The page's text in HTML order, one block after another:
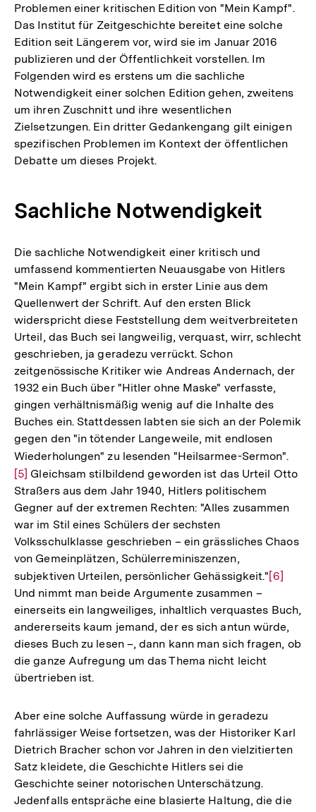
Problemen einer kritischen Edition von "Mein Kampf".
Das Institut für Zeitgeschichte bereitet eine solche
Edition seit Längerem vor, wird sie im Januar 2016
publizieren und der Öffentlichkeit vorstellen. Im
Folgenden wird es erstens um die sachliche
Notwendigkeit einer solchen Edition gehen, zweitens
um ihren Zuschnitt und ihre wesentlichen
Zielsetzungen. Ein dritter Gedankengang gilt einigen
spezifischen Problemen im Kontext der öffentlichen
Debatte um dieses Projekt.
Sachliche Notwendigkeit
Die sachliche Notwendigkeit einer kritisch und
umfassend kommentierten Neuausgabe von Hitlers
"Mein Kampf" ergibt sich in erster Linie aus dem
Quellenwert der Schrift. Auf den ersten Blick
widerspricht diese Feststellung dem weitverbreiteten
Urteil, das Buch sei langweilig, verquast, wirr, schlecht
geschrieben, ja geradezu verrückt. Schon
zeitgenössische Kritiker wie Andreas Andernach, der
1932 ein Buch über "Hitler ohne Maske" verfasste,
gingen verhältnismäßig wenig auf die Inhalte des
Buches ein. Stattdessen labten sie sich an der Polemik
gegen den "in tötender Langeweile, mit endlosen
Wiederholungen" zu lesenden "Heilsarmee-Sermon".
[5] Gleichsam stilbildend geworden ist das Urteil Otto
Straßers aus dem Jahr 1940, Hitlers politischem
Gegner auf der extremen Rechten: "Alles zusammen
war im Stil eines Schülers der sechsten
Volksschulklasse geschrieben – ein grässliches Chaos
von Gemeinplätzen, Schülerreminiszenzen,
subjektiven Urteilen, persönlicher Gehässigkeit."Zur
der
Fußnote
[6]
Und nimmt man beide Argumente zusammen –
einerseits ein langweiliges, inhaltlich verquastes Buch,
andererseits kaum jemand, der es sich antun würde,
dieses Buch zu lesen –, dann kann man sich fragen, ob
die ganze Aufregung um das Thema nicht leicht
übertrieben ist.
Aber eine solche Auffassung würde in geradezu
fahrlässiger Weise fortsetzen, was der Historiker Karl
Dietrich Bracher schon vor Jahren in den vielzitierten
Satz kleidete, die Geschichte Hitlers sei die
Geschichte seiner notorischen Unterschätzung.
Jedenfalls entspräche eine blasierte Haltung, die die